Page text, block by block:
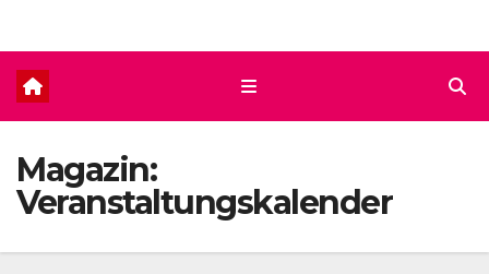
Magazin:
Veranstaltungskalender